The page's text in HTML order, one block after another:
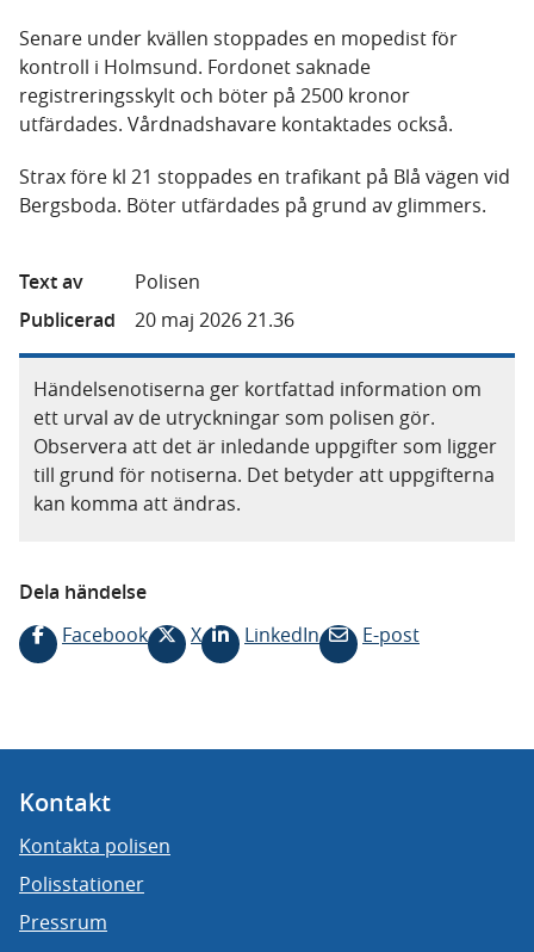
Senare under kvällen stoppades en mopedist för
kontroll i Holmsund. Fordonet saknade
registreringsskylt och böter på 2500 kronor
utfärdades. Vårdnadshavare kontaktades också.
Strax före kl 21 stoppades en trafikant på Blå vägen vid
Bergsboda. Böter utfärdades på grund av glimmers.
Text av
Polisen
Publicerad
20 maj 2026 21.36
Händelsenotiserna ger kortfattad information om
ett urval av de utryckningar som polisen gör.
Observera att det är inledande uppgifter som ligger
till grund för notiserna. Det betyder att uppgifterna
kan komma att ändras.
Dela händelse
Facebook
X LinkedIn E-post
Kontakt
Kontakta polisen
Polisstationer
Pressrum